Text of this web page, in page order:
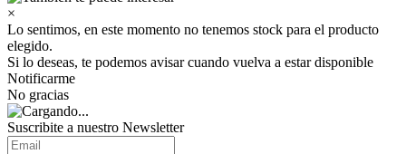
×
Lo sentimos, en este momento no tenemos stock para el producto
elegido.
Si lo deseas, te podemos avisar cuando vuelva a estar disponible
Notificarme
No gracias
Suscribite a nuestro Newsletter